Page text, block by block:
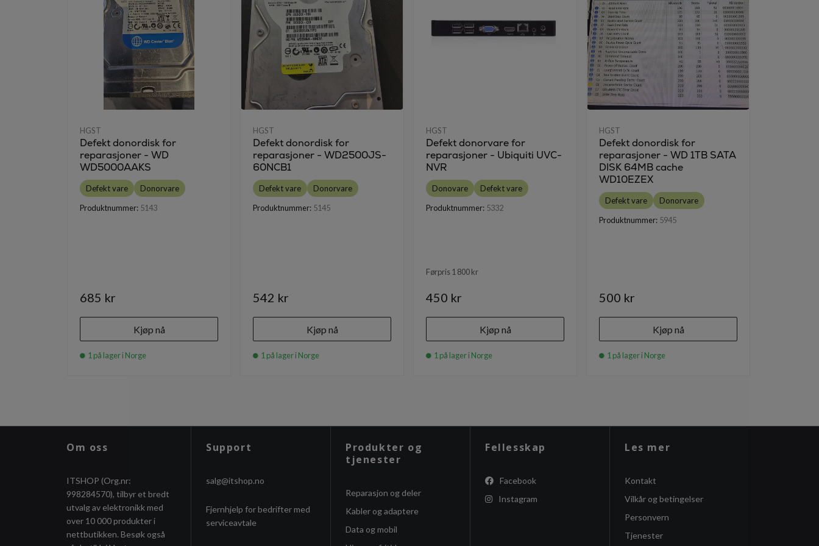
HGST
Defekt donordisk for
reparasjoner - WD
WD5000AAKS
Defekt vare
Donorvare
Produktnummer: 5143
685 kr
Kjøp nå
1 på lager i Norge
HGST
Defekt donordisk for
reparasjoner - WD2500JS-
60NCB1
Defekt vare
Donorvare
Produktnummer: 5145
542 kr
Kjøp nå
1 på lager i Norge
HGST
Defekt donorvare for
reparasjoner - Ubiquiti UVC-
NVR
Donovare
Defekt vare
Produktnummer: 5332
Førpris 1 800 kr
450 kr
Kjøp nå
1 på lager i Norge
HGST
Defekt donordisk for
reparasjoner - WD 1TB SATA
DISK 64MB cache
WD10EZEX
Defekt vare
Donorvare
Produktnummer: 5945
500 kr
Kjøp nå
1 på lager i Norge
Om oss
ITSHOP (Org.nr:
998284570), tilbyr et bredt
utvalg av elektronikk med
over 10 000 produkter i
nettbutikken. Besøk også
Support
salg@itshop.no
Fjernhjelp for bedrifter med
serviceavtale
Produkter og
tjenester
Reparasjon og deler
Kabler og adaptere
Data og mobil
Fellesskap
Facebook
Instagram
Les mer
Kontakt
Vilkår og betingelser
Personvern
Tjenester